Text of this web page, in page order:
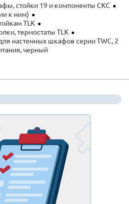
стойки 19 и компоненты СКС
к ним)
TLK
термостаты TLK
настенных шкафов серии TWC, 2
черный